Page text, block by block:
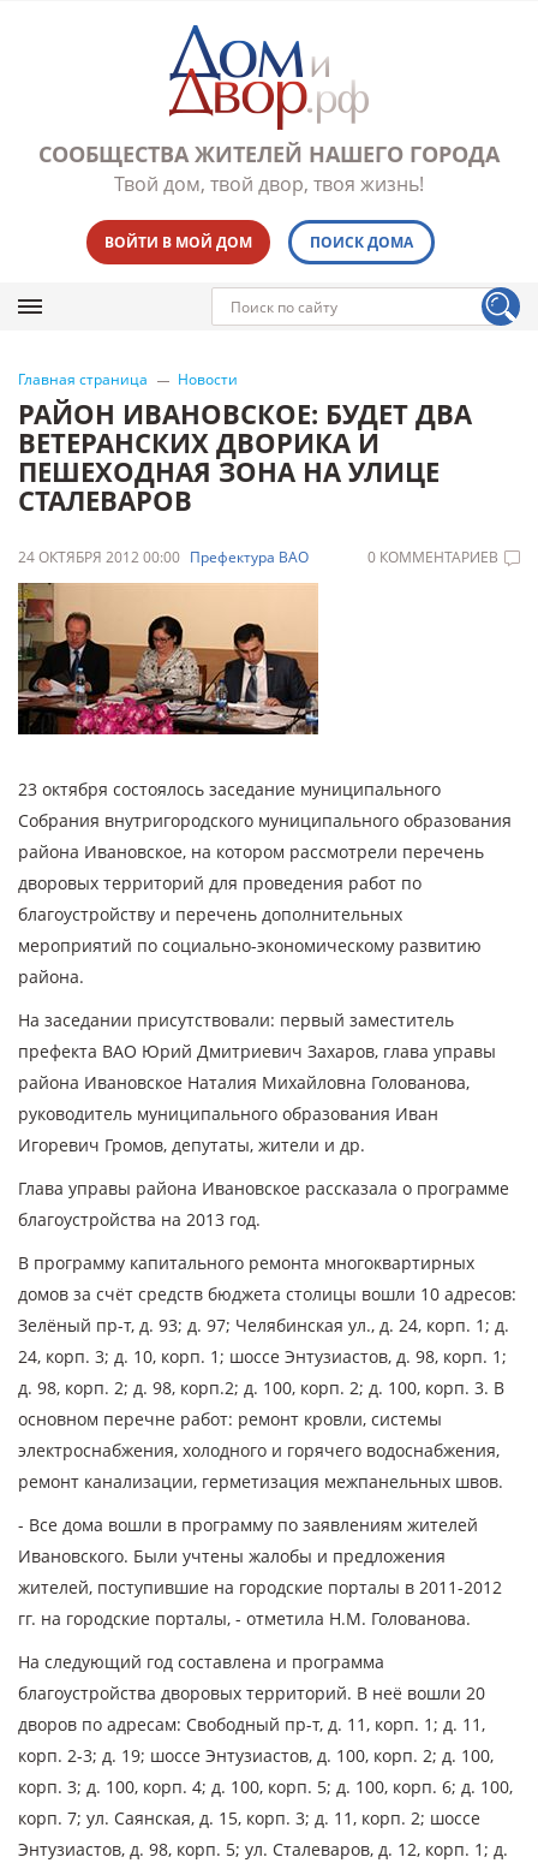
СООБЩЕСТВА ЖИТЕЛЕЙ НАШЕГО ГОРОДА
Твой дом, твой двор, твоя жизнь!
ВОЙТИ В МОЙ ДОМ ПОИСК ДОМА
Главная страница Новости
РАЙОН ИВАНОВСКОЕ: БУДЕТ ДВА
ВЕТЕРАНСКИХ ДВОРИКА И
ПЕШЕХОДНАЯ ЗОНА НА УЛИЦЕ
СТАЛЕВАРОВ
24 ОКТЯБРЯ 2012 00:00 Префектура ВАО 0 КОММЕНТАРИЕВ
23 октября состоялось заседание муниципального
Собрания внутригородского муниципального образования
района Ивановское, на котором рассмотрели перечень
дворовых территорий для проведения работ по
благоустройству и перечень дополнительных
мероприятий по социально-экономическому развитию
района.
На заседании присутствовали: первый заместитель
префекта ВАО Юрий Дмитриевич Захаров, глава управы
района Ивановское Наталия Михайловна Голованова,
руководитель муниципального образования Иван
Игоревич Громов, депутаты, жители и др.
Глава управы района Ивановское рассказала о программе
благоустройства на 2013 год.
В программу капитального ремонта многоквартирных
домов за счёт средств бюджета столицы вошли 10 адресов:
Зелёный пр-т, д. 93; д. 97; Челябинская ул., д. 24, корп. 1; д.
24, корп. 3; д. 10, корп. 1; шоссе Энтузиастов, д. 98, корп. 1;
д. 98, корп. 2; д. 98, корп.2; д. 100, корп. 2; д. 100, корп. 3. В
основном перечне работ: ремонт кровли, системы
электроснабжения, холодного и горячего водоснабжения,
ремонт канализации, герметизация межпанельных швов.
- Все дома вошли в программу по заявлениям жителей
Ивановского. Были учтены жалобы и предложения
жителей, поступившие на городские порталы в 2011-2012
гг. на городские порталы, - отметила Н.М. Голованова.
На следующий год составлена и программа
благоустройства дворовых территорий. В неё вошли 20
дворов по адресам: Свободный пр-т, д. 11, корп. 1; д. 11,
корп. 2-3; д. 19; шоссе Энтузиастов, д. 100, корп. 2; д. 100,
корп. 3; д. 100, корп. 4; д. 100, корп. 5; д. 100, корп. 6; д. 100,
корп. 7; ул. Саянская, д. 15, корп. 3; д. 11, корп. 2; шоссе
Энтузиастов, д. 98, корп. 5; ул. Сталеваров, д. 12, корп. 1; д.